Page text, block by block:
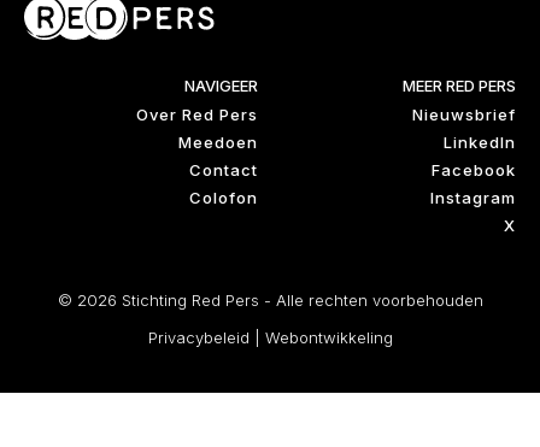
NAVIGEER
Over Red Pers
Meedoen
Contact
Colofon
MEER RED PERS
Nieuwsbrief
LinkedIn
Facebook
Instagram
X
© 2026 Stichting Red Pers - Alle rechten voorbehouden
Privacybeleid
Webontwikkeling